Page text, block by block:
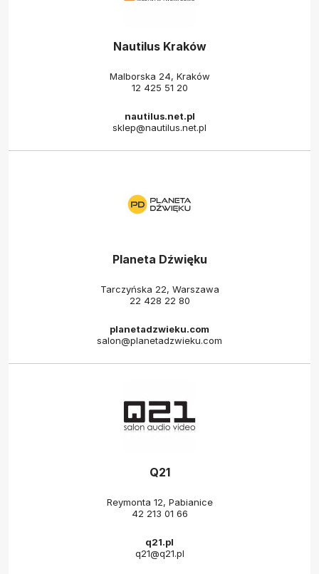
Nautilus Kraków
Malborska 24, Kraków
12 425 51 20
nautilus.net.pl
sklep@nautilus.net.pl
Planeta Dźwięku
Tarczyńska 22, Warszawa
22 428 22 80
planetadzwieku.com
salon@planetadzwieku.com
Q21
Reymonta 12, Pabianice
42 213 01 66
q21.pl
q21@q21.pl